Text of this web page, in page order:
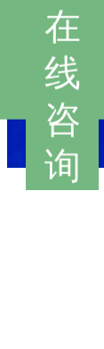
在
线
咨
询